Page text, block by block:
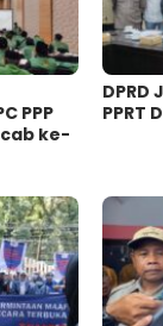
PPP
ke-
DPRD
PPRT